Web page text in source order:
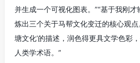
并生成一个可视化图表。”“基于我刚
炼出三个关于马帮文化变迁的核心观点
塘文化’的描述，润色得更具文学色彩
人类学术语。”